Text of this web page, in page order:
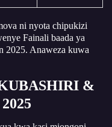
ni nyota chipukizi
Fainali baada ya
2025. Anaweza kuwa
&